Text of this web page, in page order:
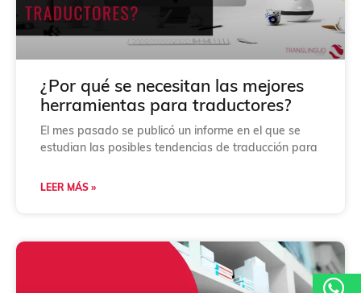
¿Por qué se necesitan las mejores
herramientas para traductores?
El mes pasado se publicó un informe en el que se
estudian las posibles tendencias de traducción para
LEER MÁS »